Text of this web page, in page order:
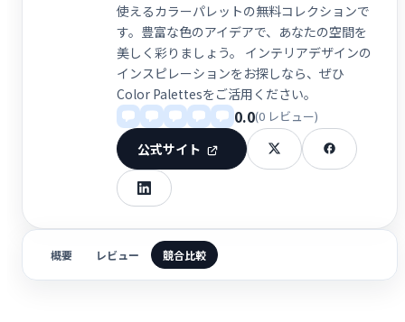
使えるカラーパレットの無料コレクションで
す。豊富な色のアイデアで、あなたの空間を
美しく彩りましょう。 インテリアデザインの
インスピレーションをお探しなら、ぜひ
Color Palettesをご活用ください。
0.0(0 レビュー)
公式サイト
概要 レビュー 競合比較